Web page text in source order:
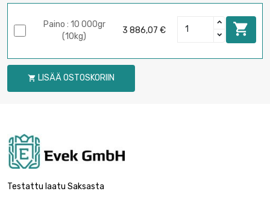
Paino : 10 000gr
(10kg)
3 886,07 € 
 LISÄÄ OSTOSKORIIN
Testattu laatu Saksasta